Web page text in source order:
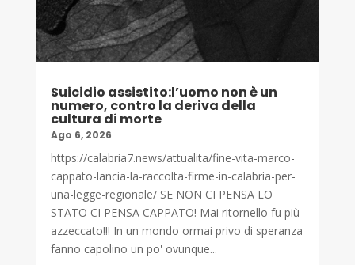
Suicidio assistito:l’uomo non è un
numero, contro la deriva della
cultura di morte
Ago 6, 2026
https://calabria7.news/attualita/fine-vita-marco-
cappato-lancia-la-raccolta-firme-in-calabria-per-
una-legge-regionale/ SE NON CI PENSA LO
STATO CI PENSA CAPPATO! Mai ritornello fu più
azzeccato!!! In un mondo ormai privo di speranza
fanno capolino un po' ovunque...